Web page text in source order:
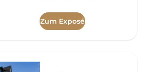
Zum Exposé